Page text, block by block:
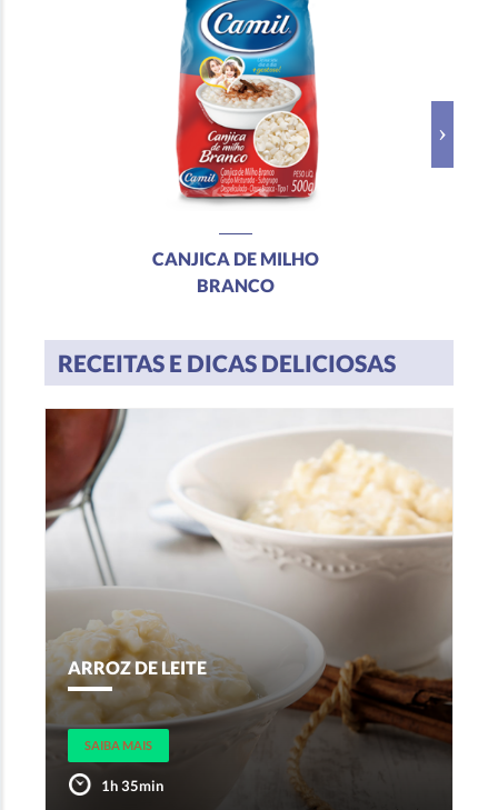
CANJICA DE MILHO
BRANCO
RECEITAS E DICAS DELICIOSAS
ARROZ DE LEITE
SAIBA MAIS
1h 35min